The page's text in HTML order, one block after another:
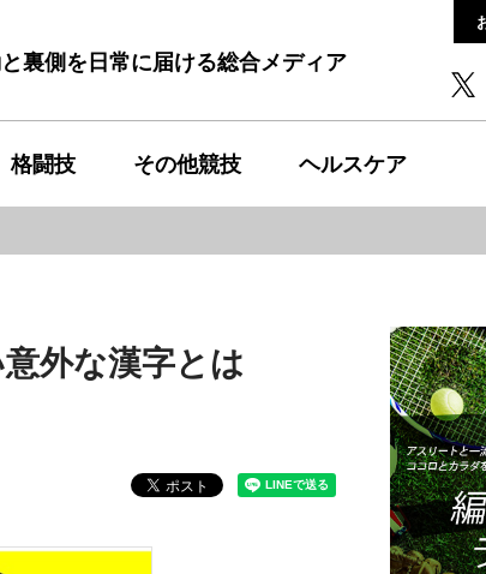
裏側を日常に届ける総合メディア
格闘技 その他競技 ヘルスケア
外な漢字とは